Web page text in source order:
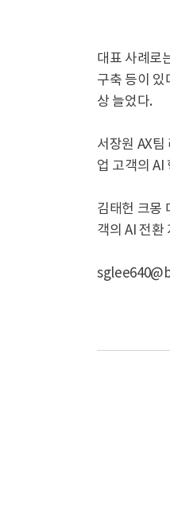
대표 사례로
구축 등이 있
상 늘었다.
서장원 AX
업 고객의 AI
김태헌 크몽
객의 AI 전환